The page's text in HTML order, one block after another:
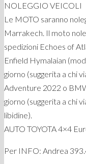
NOLEGGIO VEICOLI
Le MOTO saranno
Marrakech. Il moto
spedizioni Echoes of
Enfield Hymalaian
giorno (suggerita a chi
Adventure 2022 o
giorno (suggerita a chi
libidine).
AUTO TOYOTA 4×4
Per INFO: Andrea